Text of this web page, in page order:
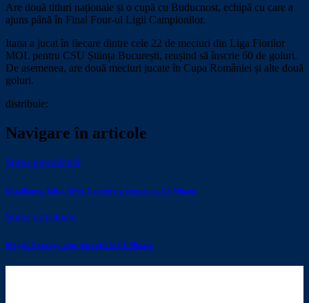
Are două titluri naționale și o cupă cu Buducnost, echipă cu care a
ajuns până în Final Four-ul Ligii Campionilor.
Itana a jucat în fiecare dintre cele 22 de meciuri din Liga Florilor
MOL pentru CSU Știința București, reușind să înscrie 60 de goluri.
De asemenea, are două meciuri jucate în Cupa României și alte două
goluri.
distribuie:
Navigare în articole
Știrea precedentă
Brazilianca Talita Alvez Carneiro a semnat cu CS Minaur
Știrea următoare
Magda Cazanga vine din vară la CS Minaur